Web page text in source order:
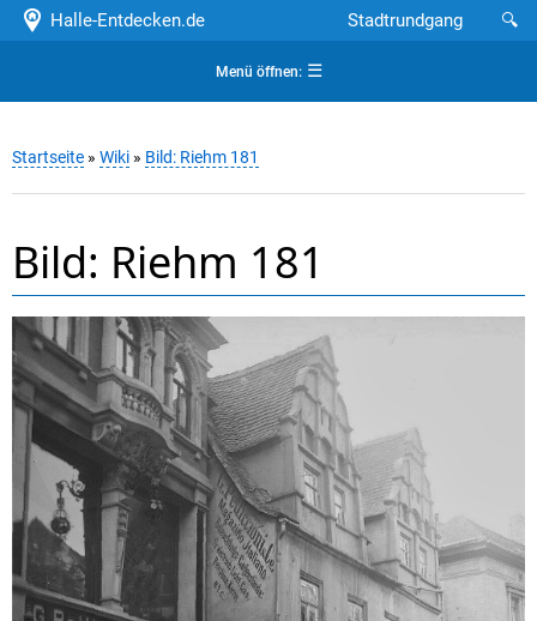
Halle-Entdecken.de 🔍
Stadtrundgang
Menü öffnen:☰
Startseite » Wiki » Bild: Riehm 181
Bild: Riehm 181